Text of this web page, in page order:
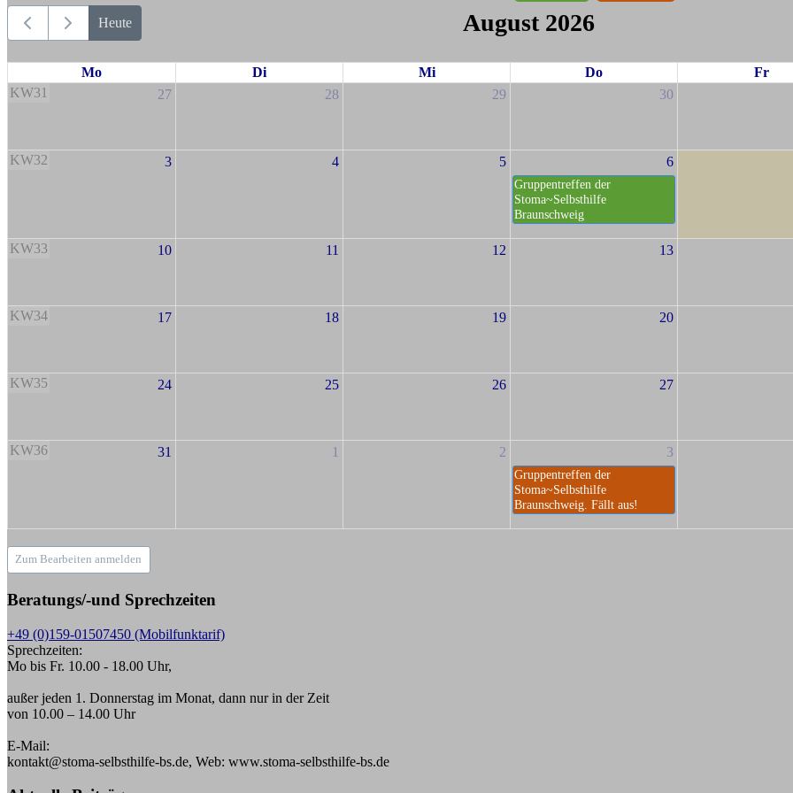
Heute August 2026
Mo Di Mi Do
Fr
KW31
27 28 29 30
KW32 3 4 5 6
Gruppentreffen der
Stoma~Selbsthilfe
Braunschweig
KW33 10 11 12 13
KW34 17 18 19 20
KW35 24 25 26 27
KW36 31 1 2 3
Gruppentreffen der
Stoma~Selbsthilfe
Braunschweig. Fällt aus!
Zum Bearbeiten anmelden
Beratungs/-und Sprechzeiten
+49 (0)159-01507450 (Mobilfunktarif)
Sprechzeiten:
Mo bis Fr. 10.00 - 18.00 Uhr,
außer jeden 1. Donnerstag im Monat, dann nur in der Zeit
von 10.00 – 14.00 Uhr
E-Mail:
kontakt@stoma-selbsthilfe-bs.de, Web: www.stoma-selbsthilfe-bs.de